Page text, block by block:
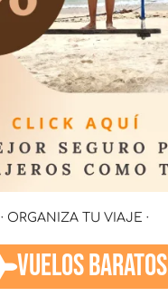
· ORGANIZA TU VIAJE ·
VUELOS BARATOS